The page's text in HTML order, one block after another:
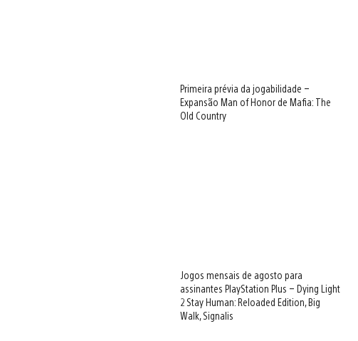
Primeira prévia da jogabilidade –
Expansão Man of Honor de Mafia: The
Old Country
Jogos mensais de agosto para
assinantes PlayStation Plus – Dying Light
2 Stay Human: Reloaded Edition, Big
Walk, Signalis